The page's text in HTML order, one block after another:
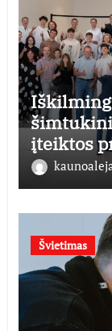
įteiktos
Švietimas